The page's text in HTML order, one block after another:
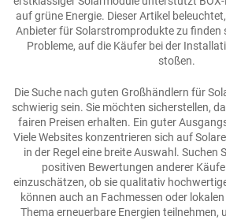
auf grüne Energie. Dieser Artikel
Anbieter für Solarstromprodukte zu finden
Probleme, auf die Käufer bei der
stoßen.
Die Suche nach guten Großhändlern für
schwierig sein. Sie möchten sicherstellen,
fairen Preisen erhalten. Ein guter
Viele Websites konzentrieren sich auf
in der Regel eine breite Auswahl. Suchen
positiven Bewertungen anderer
einzuschätzen, ob sie qualitativ
können auch an Fachmessen oder
Thema erneuerbare Energien teilnehmen,